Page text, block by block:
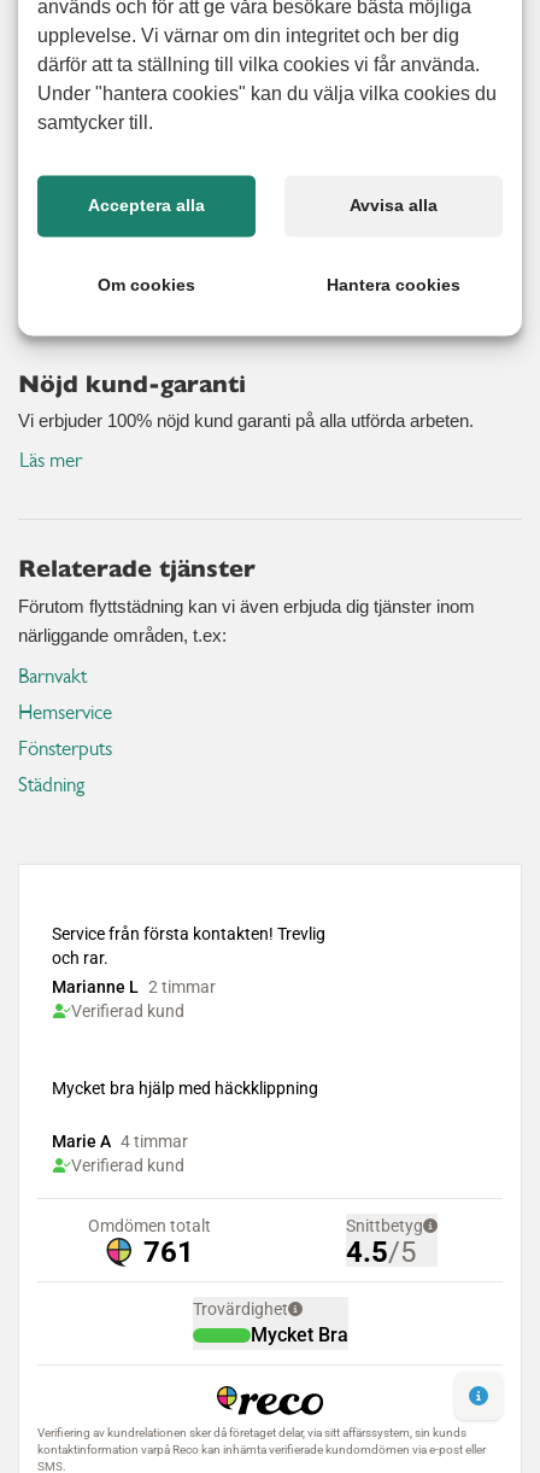
över ditt boende till någon annan, inte sällan med ett
kontrakt och en mäklare involverad. Därför måste
flyttstädningen bli noggrant och professionellt utförd. När
du anlitar oss kan du känna dig trygg med att vi tar fullt
noggrant rengörs, dammsugs, torkas och städas. För visst
har du viktigare saker för dig än rengöring av kakel och att
skura toaletter? Vi hjälper dig från början till slut och ser
personligt anpassade flyttstäd.
Nöjd kund-garanti
Vi erbjuder 100% nöjd kund garanti på alla utförda arbeten.
Läs mer
Relaterade tjänster
Förutom flyttstädning kan vi även erbjuda dig tjänster inom
närliggande områden, t.ex:
Barnvakt
Hemservice
Fönsterputs
Städning
används och för att ge våra besökare bästa möjliga
upplevelse. Vi värnar om din integritet och ber dig
därför att ta ställning till vilka cookies vi får använda.
Under "hantera cookies" kan du välja vilka cookies du
samtycker till.
Acceptera alla Avvisa alla
Om cookies Hantera cookies